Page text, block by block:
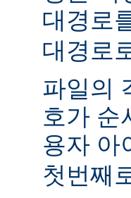
대경로
대경로
파일의
호가 순
용자 아
첫번째